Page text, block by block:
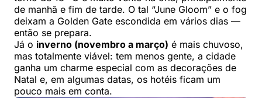
de manhã e fim de tarde. O tal “June Gloom” e o fog
deixam a Golden Gate escondida em vários dias —
então se prepara.
Já o inverno (novembro a março) é mais chuvoso,
mas totalmente viável: tem menos gente, a cidade
ganha um charme especial com as decorações de
Natal e, em algumas datas, os hotéis ficam um
pouco mais em conta.